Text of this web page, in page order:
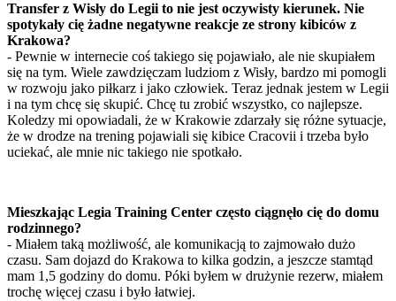
Transfer z Wisły do Legii to nie jest oczywisty kierunek. Nie
spotykały cię żadne negatywne reakcje ze strony kibiców z
Krakowa?
- Pewnie w internecie coś takiego się pojawiało, ale nie skupiałem
się na tym. Wiele zawdzięczam ludziom z Wisły, bardzo mi pomogli
w rozwoju jako piłkarz i jako człowiek. Teraz jednak jestem w Legii
i na tym chcę się skupić. Chcę tu zrobić wszystko, co najlepsze.
Koledzy mi opowiadali, że w Krakowie zdarzały się różne sytuacje,
że w drodze na trening pojawiali się kibice Cracovii i trzeba było
uciekać, ale mnie nic takiego nie spotkało.
Mieszkając Legia Training Center często ciągnęło cię do domu
rodzinnego?
- Miałem taką możliwość, ale komunikacją to zajmowało dużo
czasu. Sam dojazd do Krakowa to kilka godzin, a jeszcze stamtąd
mam 1,5 godziny do domu. Póki byłem w drużynie rezerw, miałem
trochę więcej czasu i było łatwiej.